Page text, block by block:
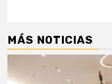
MÁS NOTICIAS